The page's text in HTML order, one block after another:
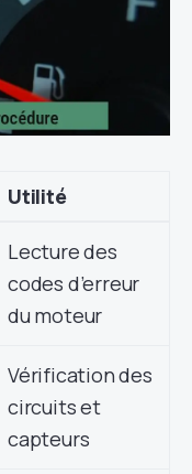
Utilité
Lecture des
codes d’erreur
du moteur
Vérification des
circuits et
capteurs